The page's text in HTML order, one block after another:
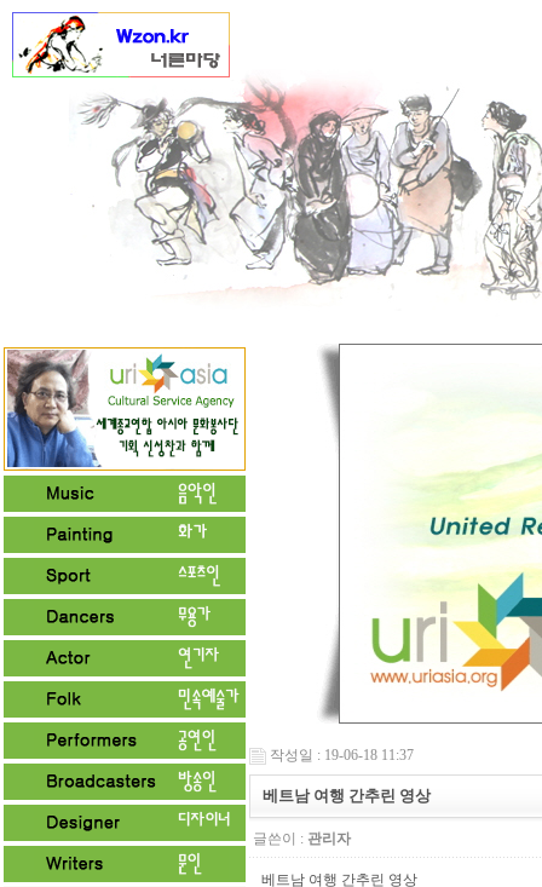
작성일 : 19-06-18 11:37
베트남 여행 간추린 영상
글쓴이 : 관리자
베트남 여행 간추린 영상